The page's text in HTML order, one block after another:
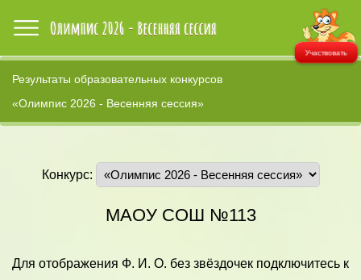
Участвовать
Результаты образовательных конкурсов
«Олимпис 2026 - Весенняя сессия»
Конкурс:
МАОУ СОШ №113
Для отображения Ф. И. О. без звёздочек подключитесь к